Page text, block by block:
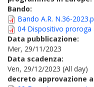
Bando:
Bando A.R. N.36-
04 Dispositivo proroga
Data pubblicazione:
Mer, 29/11/2023
Data scadenza:
Ven, 29/12/2023 (All day)
decreto approvazione